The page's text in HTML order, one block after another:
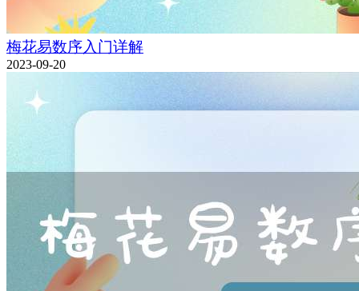
梅花易数序入门详解
2023-09-20